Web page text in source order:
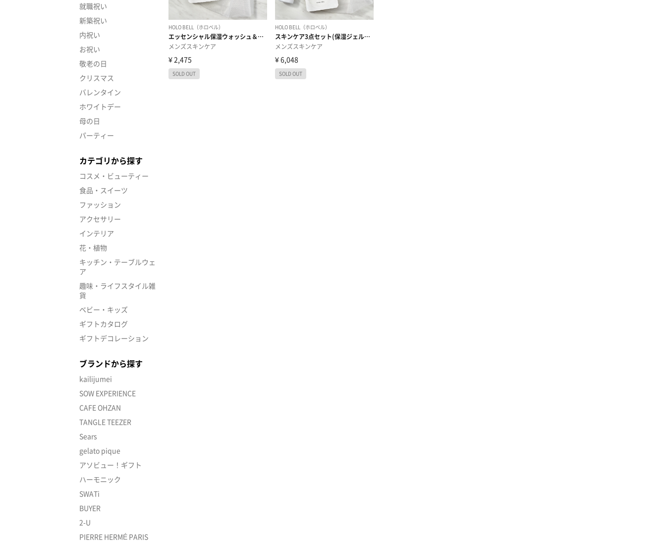
就職祝い
新築祝い
内祝い
お祝い
敬老の日
クリスマス
バレンタイン
ホワイトデー
母の日
パーティー
カテゴリから探す
コスメ・ビューティー
食品・スイーツ
ファッション
アクセサリー
インテリア
花・植物
キッチン・テーブルウェ
ア
趣味・ライフスタイル雑
貨
ベビー・キッズ
ギフトカタログ
ギフトデコレーション
ブランドから探す
kailijumei
SOW EXPERIENCE
CAFE OHZAN
TANGLE TEEZER
Sears
gelato pique
アソビュー！ギフト
ハーモニック
SWATi
BUYER
2-U
PIERRE HERMÉ PARIS